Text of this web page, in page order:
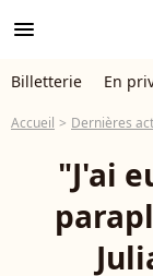
menu
Billetterie En
Accueil Dernières
"J'ai